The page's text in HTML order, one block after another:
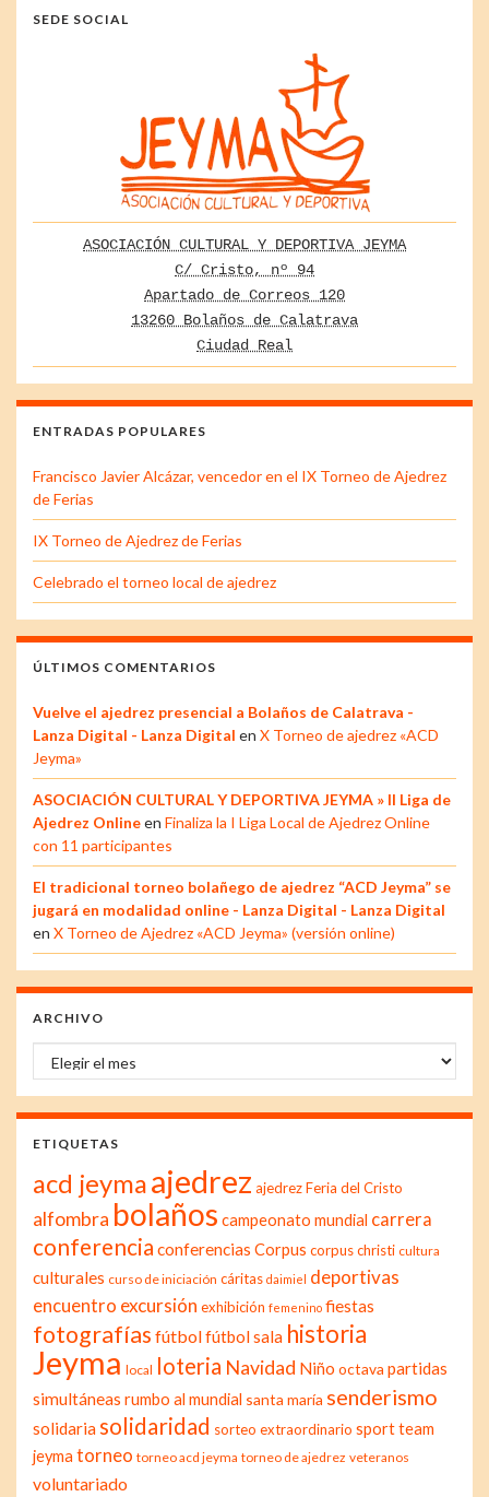
SEDE SOCIAL
ASOCIACIÓN CULTURAL Y DEPORTIVA JEYMA
C/ Cristo, nº 94
Apartado de Correos 120
13260 Bolaños de Calatrava
Ciudad Real
ENTRADAS POPULARES
Francisco Javier Alcázar, vencedor en el IX Torneo de Ajedrez
de Ferias
IX Torneo de Ajedrez de Ferias
Celebrado el torneo local de ajedrez
ÚLTIMOS COMENTARIOS
Vuelve el ajedrez presencial a Bolaños de Calatrava -
Lanza Digital - Lanza Digital en X Torneo de ajedrez «ACD
Jeyma»
ASOCIACIÓN CULTURAL Y DEPORTIVA JEYMA » II Liga de
Ajedrez Onlineen Finaliza la I Liga Local de Ajedrez Online
con 11 participantes
El tradicional torneo bolañego de ajedrez “ACD Jeyma” se
jugará en modalidad online - Lanza Digital - Lanza Digital
en X Torneo de Ajedrez «ACD Jeyma» (versión online)
ARCHIVO
Archivo
ETIQUETAS
acd jeymaajedrez ajedrez Feria del Cristo
alfombra bolaños campeonato mundial carrera
conferencia conferencias Corpus corpus christi cultura
culturales curso de iniciación cáritas daimiel deportivas
encuentro excursión exhibición femenino fiestas
fotografías fútbolfútbol sala historia
Jeyma local loteria Navidad Niño octava partidas
simultáneas rumbo al mundial santa maría senderismo
solidaria solidaridad sorteo extraordinario sport team
jeyma torneo torneo acd jeyma torneo de ajedrez veteranos
voluntariado